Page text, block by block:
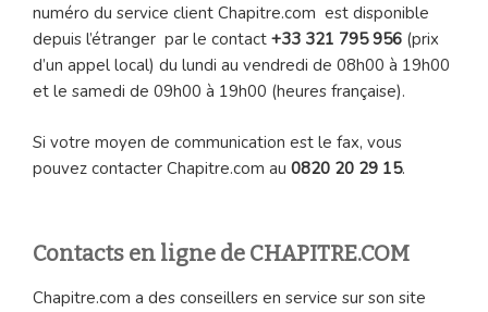
numéro du service client Chapitre.com est disponible
depuis l’étranger par le contact +33 321 795 956 (prix
d’un appel local) du lundi au vendredi de 08h00 à 19h00
et le samedi de 09h00 à 19h00 (heures française).
Si votre moyen de communication est le fax, vous
pouvez contacter Chapitre.com au 0820 20 29 15.
Contacts en ligne de CHAPITRE.COM
Chapitre.com a des conseillers en service sur son site